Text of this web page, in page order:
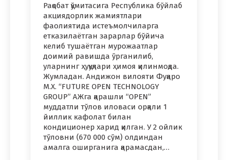
Рақобат қўмитасига Республика бўйлаб
акциядорлик жамиятлари
фаолиятида истеъмолчиларга
етказилаётган зарарлар бўйича
келиб тушаётган мурожаатлар
доимий равишда ўрганилиб,
уларнинг ҳуқуқлари ҳимоя қилинмоқда.
Жумладан. Андижон вилояти Фуқаро
М.Х. “FUTURE OPEN TECHNOLOGY
GROUP” АЖга қарашли “OPEN”
муддатли тўлов иловаси орқали 1
йиллик кафолат билан
кондиционер харид қилган. У 2 ойлик
тўловни (670 000 сўм) олдиндан
амалга оширганига қарамасдан,…